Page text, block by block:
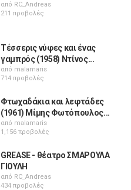
από RC_Andreas
211 προβολές
Τέσσερις νύφες και ένας
γαμπρός (1958) Ντίνος...
από malamaris
714 προβολές
Φτωχαδάκια και λεφτάδες
(1961) Μίμης Φωτόπουλος...
από malamaris
1,156 προβολές
GREASE - θέατρο ΣΜΑΡΟΥΛΑ
ΓΙΟΥΛΗ
από RC_Andreas
434 προβολές